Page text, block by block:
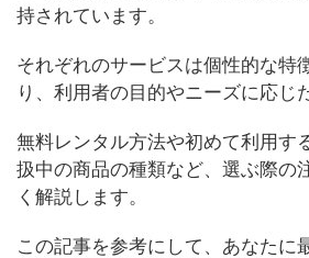
持されています。
それぞれのサービスは個性的な特
り、利用者の目的やニーズに応じ
無料レンタル方法や初めて利用す
扱中の商品の種類など、選ぶ際の
く解説します。
この記事を参考にして、あなたに